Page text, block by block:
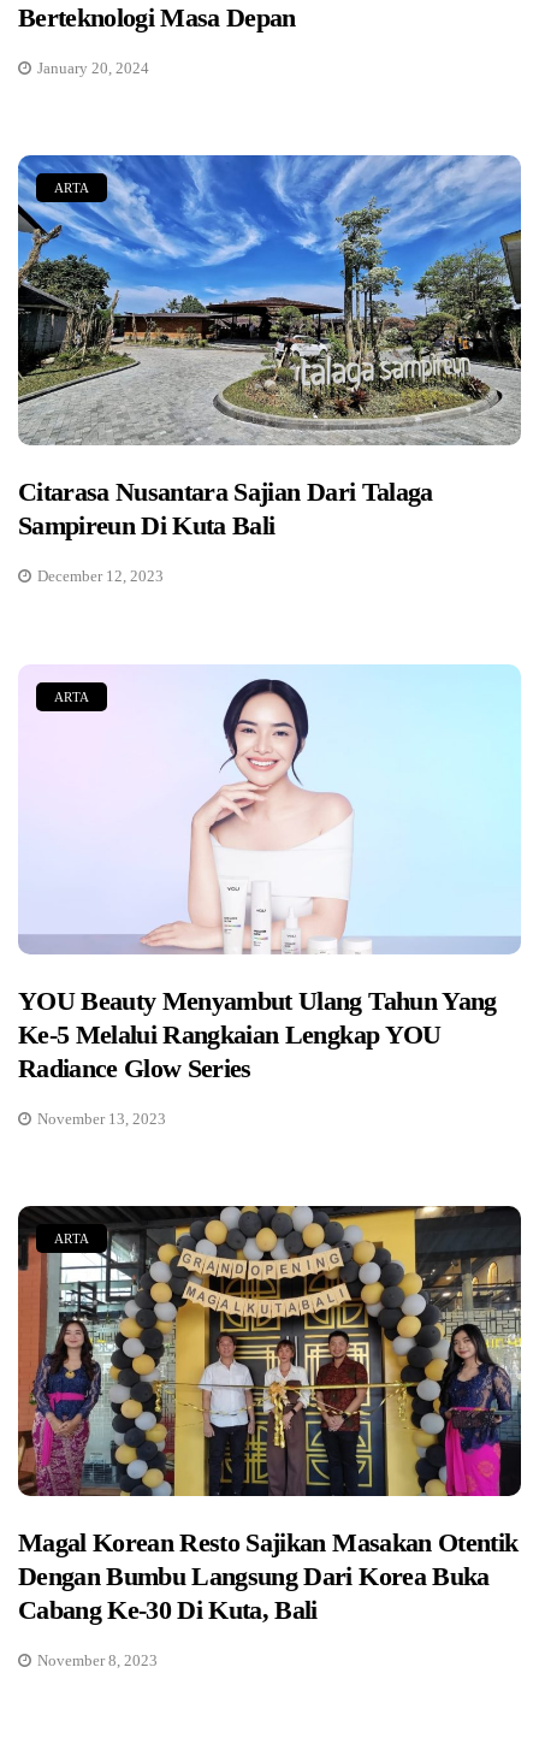
Berteknologi Masa Depan
January 20, 2024
ARTA
Citarasa Nusantara Sajian Dari Talaga
Sampireun Di Kuta Bali
December 12, 2023
ARTA
YOU Beauty Menyambut Ulang Tahun Yang
Ke-5 Melalui Rangkaian Lengkap YOU
Radiance Glow Series
November 13, 2023
ARTA
Magal Korean Resto Sajikan Masakan Otentik
Dengan Bumbu Langsung Dari Korea Buka
Cabang Ke-30 Di Kuta, Bali
November 8, 2023